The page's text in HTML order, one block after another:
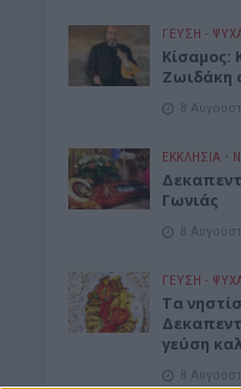
ΓΕΎΣΗ -
Kίσαμος:
Ζωιδάκη
8
ΕΚΚΛΗΣΙΑ •
Γωνιάς
8
ΓΕΎΣΗ -
Τα
γεύση
8